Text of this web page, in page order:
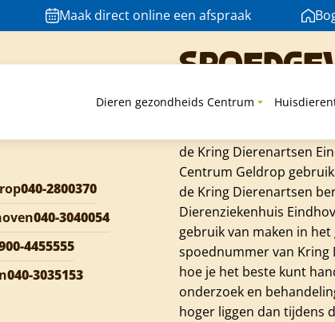
Maak direct online een afspraak
Dieren gezondheids Centrum
Tijdens het wachten op het consult komen de
nemen de tijd om al je vragen te beantwoorden.
en voor het baasje de tijd om alle vragen te
040-2800370
040-3040054
4455555
040-3035153
Is er iets mis met jouw
zorgen. Via ons vaste
de Kring Dierenartsen
Centrum Geldrop
de Kring Dierenartsen
Dierenziekenhuis
gebruik van maken in
spoednummer van Kring
hoe je het beste kunt
onderzoek en
hoger liggen dan tijdens